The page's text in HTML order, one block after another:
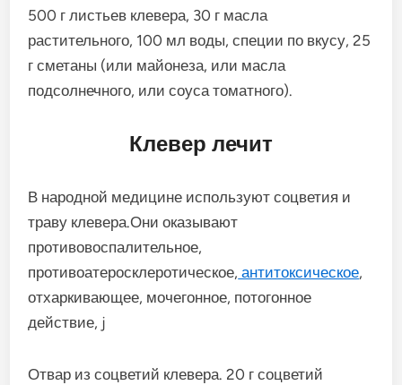
500 г листьев клевера, 30 г масла
растительного, 100 мл воды, специи по вкусу, 25
г сметаны (или майонеза, или масла
подсолнечного, или соуса томатного).
Клевер лечит
В народной медицине используют соцветия и
траву клевера.Они оказывают
противовоспалительное,
противоатеросклеротическое, антитоксическое,
отхаркивающее, мочегонное, потогонное
действие, j
Отвар из соцветий клевера. 20 г соцветий